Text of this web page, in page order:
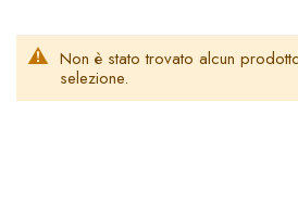
Non è stato trovato alcun
selezione.